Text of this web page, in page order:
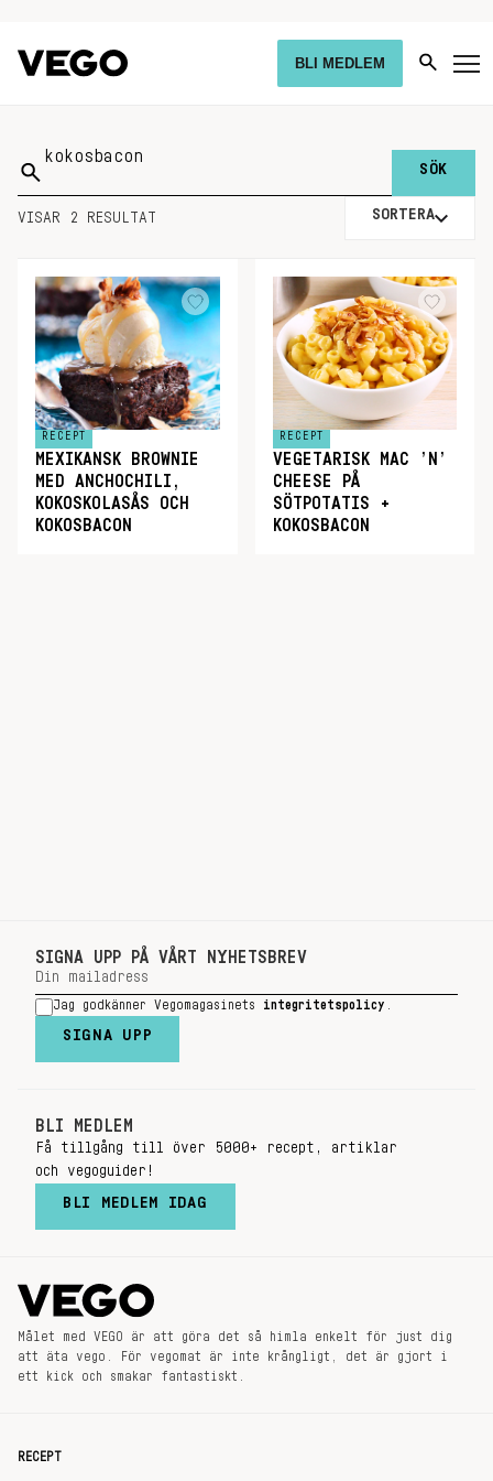
BLI MEDLEM
Sök
på:
VISAR 2 RESULTAT SORTERA
RECEPT
MEXIKANSK BROWNIE
MED ANCHOCHILI,
KOKOSKOLASÅS OCH
KOKOSBACON
RECEPT
VEGETARISK MAC ’N’
CHEESE PÅ
SÖTPOTATIS +
KOKOSBACON
SIGNA UPP PÅ VÅRT NYHETSBREV
Jag godkänner Vegomagasinets integritetspolicy
SIGNA UPP
BLI MEDLEM
Få tillgång till över 5000+ recept, artiklar
och vegoguider!
BLI MEDLEM IDAG
Målet med VEGO är att göra det så himla enkelt för just dig
att äta vego. För vegomat är inte krångligt, det är gjort i
ett kick och smakar fantastiskt.
RECEPT